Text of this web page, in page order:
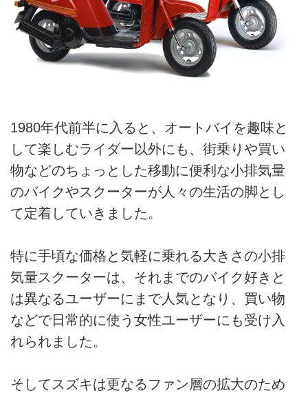
1980年代前半に入ると、オートバイを趣味と
して楽しむライダー以外にも、街乗りや買い
物などのちょっとした移動に便利な小排気量
のバイクやスクーターが人々の生活の脚とし
て定着していきました。
特に手頃な価格と気軽に乗れる大きさの小排
気量スクーターは、それまでのバイク好きと
は異なるユーザーにまで人気となり、買い物
などで日常的に使う女性ユーザーにも受け入
れられました。
そしてスズキは更なるファン層の拡大のため